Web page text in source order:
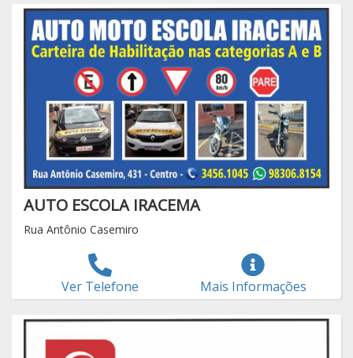
AUTO ESCOLA IRACEMA
Rua Antônio Casemiro
Ver Telefone Mais Informações